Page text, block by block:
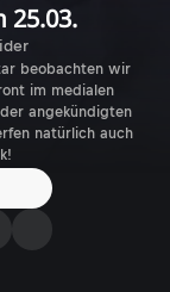
25.03.
beobachten wir
im medialen
angekündigten
natürlich auch